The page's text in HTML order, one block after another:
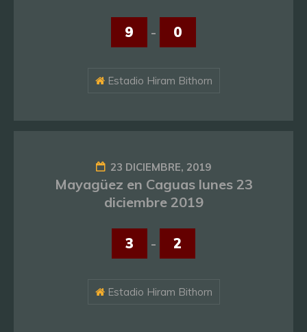
9 - 0
Estadio Hiram Bithorn
23 DICIEMBRE, 2019
Mayagüez en Caguas lunes 23
diciembre 2019
3 - 2
Estadio Hiram Bithorn